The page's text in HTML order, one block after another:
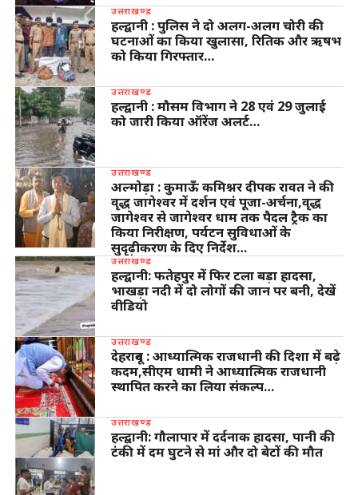
उत्तराखण्ड
हल्द्वानी : पुलिस ने दो अलग-अलग चोरी की
घटनाओं का किया खुलासा, रितिक और ऋषभ
को किया गिरफ्तार…
उत्तराखण्ड
हल्द्वानी : मौसम विभाग ने 28 एवं 29 जुलाई
को जारी किया ऑरेंज अलर्ट…
उत्तराखण्ड
अल्मोड़ा : कुमाऊँ कमिश्नर दीपक रावत ने की
वृद्ध जागेश्वर में दर्शन एवं पूजा-अर्चना,वृद्ध
जागेश्वर से जागेश्वर धाम तक पैदल ट्रैक का
किया निरीक्षण, पर्यटन सुविधाओं के
सुदृढ़ीकरण के दिए निर्देश…
उत्तराखण्ड
हल्द्वानी: फतेहपुर में फिर टला बड़ा हादसा,
भाखड़ा नदी में दो लोगों की जान पर बनी, देखें
वीडियो
उत्तराखण्ड
देहरादून : आध्यात्मिक राजधानी की दिशा में बढ़े
कदम,सीएम धामी ने आध्यात्मिक राजधानी
स्थापित करने का लिया संकल्प…
उत्तराखण्ड
हल्द्वानी: गौलापार में दर्दनाक हादसा, पानी की
टंकी में दम घुटने से मां और दो बेटों की मौत